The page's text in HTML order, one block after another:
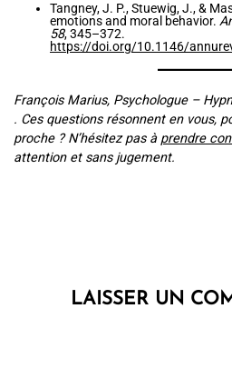
Tangney, J. P., Stuewig, J., &
emotions and moral behavior.
58, 345–372.
https://doi.org/10.1146/
François Marius, Psychologue –
. Ces questions résonnent en vous,
proche ? N’hésitez pas à prendre
attention et sans jugement.
LAISSER UN